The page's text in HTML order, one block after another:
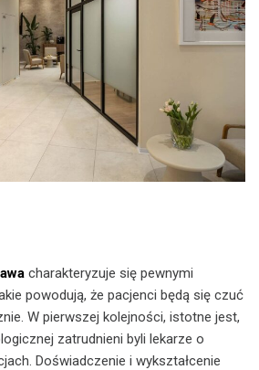
charakteryzuje się pewnymi
powodują, że pacjenci będą się czuć
W pierwszej kolejności, istotne jest,
zatrudnieni byli lekarze o
Doświadczenie i wykształcenie